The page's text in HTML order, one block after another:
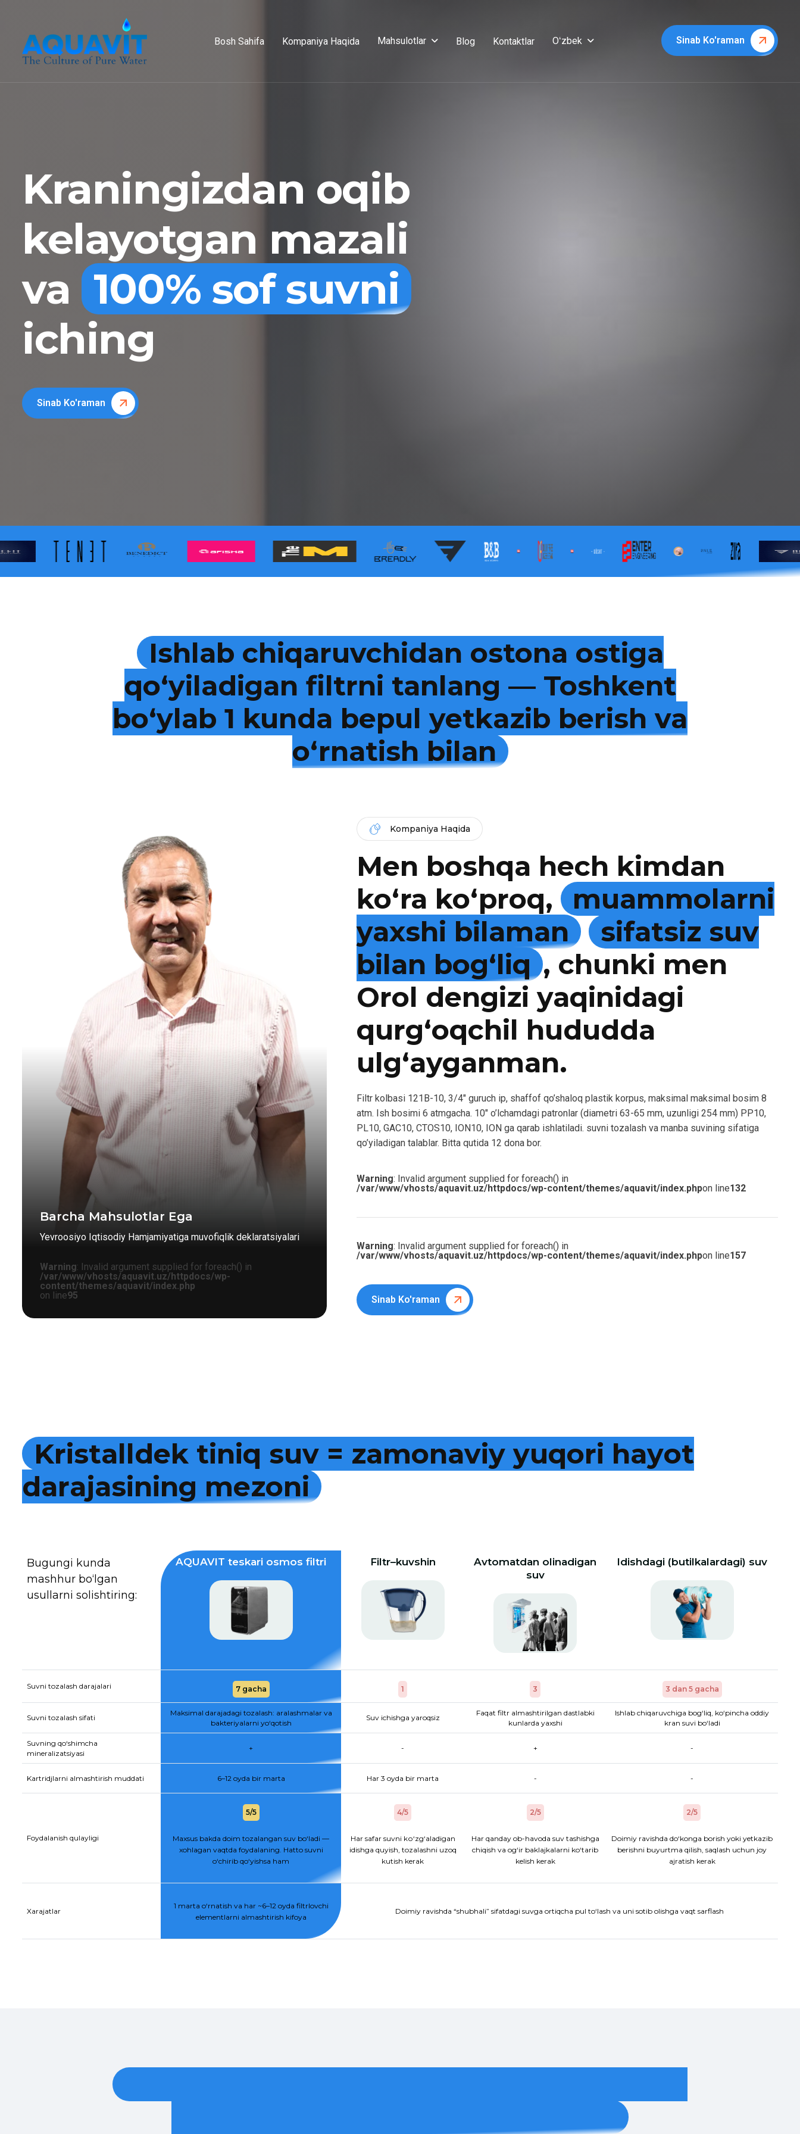
Bosh Sahifa Kompaniya Haqida Mahsulotlar Blog Kontaktlar Oʻzbek Sinab Ko'raman
Kraningizdan oqib
kelayotgan mazali
va 100% sof suvni
iching
Sinab Ko'raman
Ishlab chiqaruvchidan ostona ostiga
qo‘yiladigan filtrni tanlang — Toshkent
bo‘ylab 1 kunda bepul yetkazib berish va
o‘rnatish bilan
Barcha Mahsulotlar Ega
Yevroosiyo Iqtisodiy Hamjamiyatiga muvofiqlik deklaratsiyalari
Warning: Invalid argument supplied for foreach() in
/var/www/vhosts/aquavit.uz/httpdocs/wp-
content/themes/aquavit/index.php
on line95
Kompaniya Haqida
Men boshqa hech kimdan
ko‘ra ko‘proq,
muammolarni
yaxshi bilaman
sifatsiz suv
bilan bog‘liq , chunki men
Orol dengizi yaqinidagi
qurg‘oqchil hududda
ulg‘ayganman.
Filtr kolbasi 121B-10, 3/4″ guruch ip, shaffof qo’shaloq plastik korpus, maksimal maksimal bosim 8
atm. Ish bosimi 6 atmgacha. 10″ o’lchamdagi patronlar (diametri 63-65 mm, uzunligi 254 mm) PP10,
PL10, GAC10, CTOS10, ION10, ION ga qarab ishlatiladi. suvni tozalash va manba suvining sifatiga
qo’yiladigan talablar. Bitta qutida 12 dona bor.
Warning: Invalid argument supplied for foreach() in
/var/www/vhosts/aquavit.uz/httpdocs/wp-content/themes/aquavit/index.phpon line132
Warning: Invalid argument supplied for foreach() in
/var/www/vhosts/aquavit.uz/httpdocs/wp-content/themes/aquavit/index.phpon line157
Sinab Ko'raman
Kristalldek tiniq suv = zamonaviy yuqori hayot
darajasining mezoni
Bugungi kunda
mashhur bo‘lgan
usullarni solishtiring:
AQUAVIT teskari osmos filtri Filtr–kuvshin
Avtomatdan olinadigan
suv
Idishdagi (butilkalardagi) suv
Suvni tozalash darajalari 7 gacha 1 3 3 dan 5 gacha
Suvni tozalash sifati
Maksimal darajadagi tozalash: aralashmalar va
bakteriyalarni yo‘qotish
Suv ichishga yaroqsiz
Faqat filtr almashtirilgan dastlabki
kunlarda yaxshi
Ishlab chiqaruvchiga bog‘liq, ko‘pincha oddiy
kran suvi bo‘ladi
Suvning qo‘shimcha
mineralizatsiyasi
+ - + -
Kartridjlarni almashtirish muddati 6–12 oyda bir marta Har 3 oyda bir marta - -
Foydalanish qulayligi
5/5
Maxsus bakda doim tozalangan suv bo‘ladi —
xohlagan vaqtda foydalaning. Hatto suvni
o‘chirib qo‘yishsa ham
4/5
Har safar suvni kо‘zg‘aladigan
idishga quyish, tozalashni uzoq
kutish kerak
2/5
Har qanday ob-havoda suv tashishga
chiqish va og‘ir baklajkalarni ko‘tarib
kelish kerak
2/5
Doimiy ravishda do‘konga borish yoki yetkazib
berishni buyurtma qilish, saqlash uchun joy
ajratish kerak
Xarajatlar
1 marta o‘rnatish va har ~6–12 oyda filtrlovchi
elementlarni almashtirish kifoya
Doimiy ravishda “shubhali” sifatdagi suvga ortiqcha pul to‘lash va uni sotib olishga vaqt sarflash